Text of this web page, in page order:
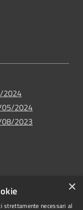
2024
05/2024
08/2023
×
strettamente necessari al